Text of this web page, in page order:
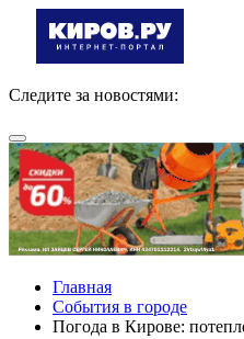
Следите за новостями:
Главная
События в городе
Погода в Кирове: